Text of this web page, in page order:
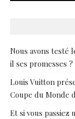
Nous avons testé
il ses promesses ?
Louis Vuitton
Coupe du Monde
Et si vous passiez